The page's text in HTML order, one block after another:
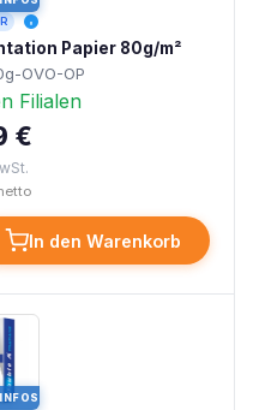
Papier 80g/m²
OVO-OP
Filialen
€
In den Warenkorb